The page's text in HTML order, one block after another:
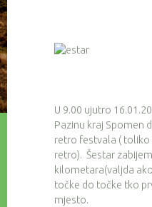
U 9.00 ujutro
Pazinu kraj Spomen
retro festvala (
retro). Šestar
kilometara(valjda
točke do točke tko
mjesto.